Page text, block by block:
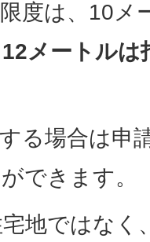
度は、10メ
12メートルは
る場合は申
できます。
地ではなく